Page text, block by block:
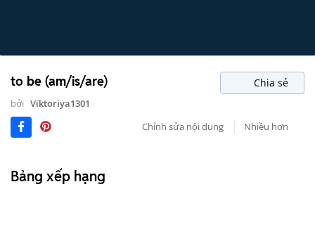
to be (am/is/are) Chia sẻ
bởi Viktoriya1301
Chỉnh sửa nội dung
Nhiều hơn
Bảng xếp hạng